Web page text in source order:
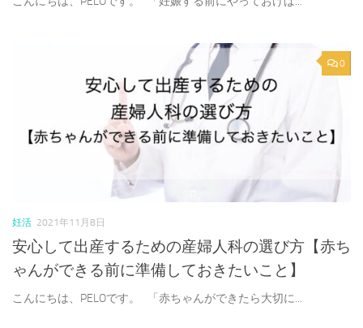
0
妊活 2021年11月8日
安心して出産するための産婦人科の選び方【赤ち
ゃんができる前に準備しておきたいこと】
こんにちは、PELOです。 「赤ちゃんができたら大切に...